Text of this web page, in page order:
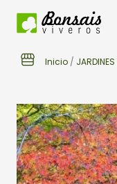
Inicio / JARDINES